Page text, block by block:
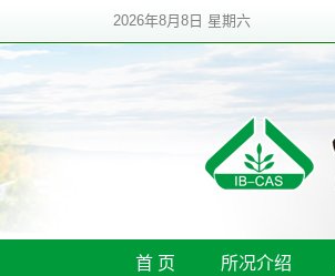
2026年8月8日 星期六
首 页 所况介绍